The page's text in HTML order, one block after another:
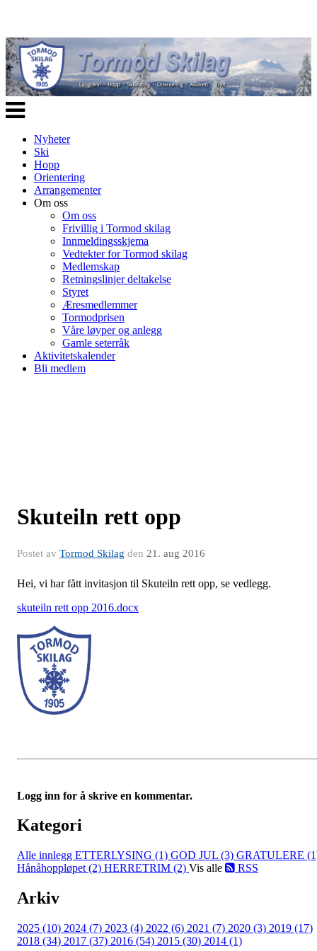
Veksle
navigasjon
Nyheter
Ski
Hopp
Orientering
Arrangementer
Om oss
Om oss
Frivillig i Tormod skilag
Innmeldingsskjema
Vedtekter for Tormod skilag
Medlemskap
Retningslinjer deltakelse
Styret
Æresmedlemmer
Tormodprisen
Våre løyper og anlegg
Gamle seterråk
Aktivitetskalender
Bli medlem
Skuteiln rett opp
Postet av Tormod Skilag den 21. aug 2016
Hei, vi har fått invitasjon til Skuteiln rett opp, se vedlegg.
skuteiln rett opp 2016.docx
Logg inn for å skrive en kommentar.
Kategori
Alle innlegg ETTERLYSING (1) GOD JUL (3) GRATULERE
Hånåhoppløpet (2) HERRETRIM (2) Vis alle RSS
Arkiv
2025 (10) 2024 (7) 2023 (4) 2022 (6) 2021 (7) 2020 (3) 2019 (17)
2018 (34) 2017 (37) 2016 (54) 2015 (30) 2014 (1)